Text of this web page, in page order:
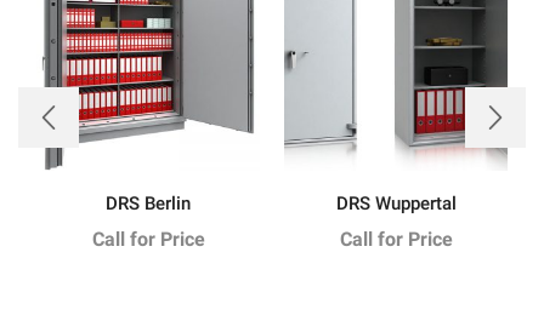
DRS Berlin
Call for Price
DRS Wuppertal
Call for Price